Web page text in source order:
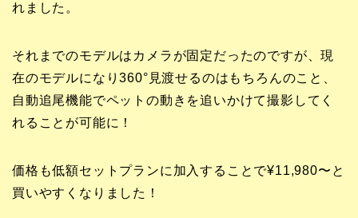
れました。
それまでのモデルはカメラが固定だったのですが、現
在のモデルになり360°見渡せるのはもちろんのこと、
自動追尾機能でペットの動きを追いかけて撮影してく
れることが可能に！
価格も低額セットプランに加入することで¥11,980〜と
買いやすくなりました！